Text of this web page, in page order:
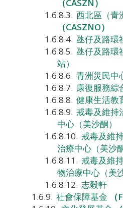
（CASZN）
西北區（青
（CASZNO）
氹仔及路環
氹仔及路環
站）
青洲災民中
康復服務綜
健康生活教
戒毒及維持
中心（美沙酮）
戒毒及維
治療中心（美沙酮
戒毒及維
物治療中心（美
志毅軒
社會保障基金
（